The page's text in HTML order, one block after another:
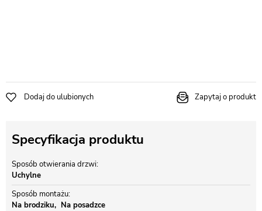
Dodaj do ulubionych Zapytaj o produkt
Specyfikacja produktu
Sposób otwierania drzwi
Uchylne
Sposób montażu
Na brodziku
Na posadzce